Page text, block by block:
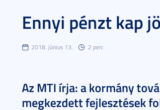
Ennyi pénzt kap
2018. június 13. 2 perc
Az MTI írja: a kormány
megkezdett fejlesztések